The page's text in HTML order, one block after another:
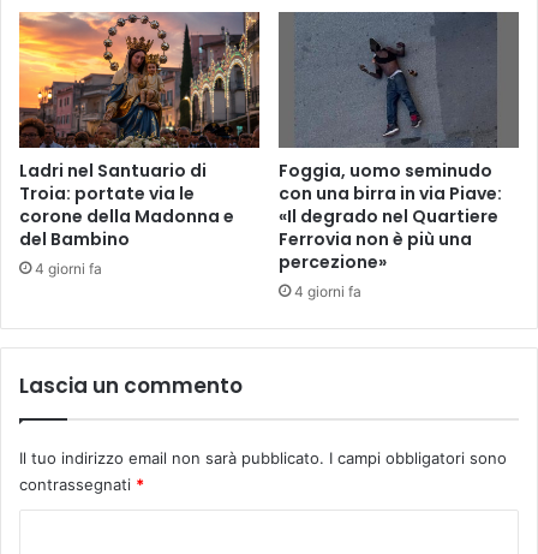
Ladri nel Santuario di
Troia: portate via le
corone della Madonna e
del Bambino
4 giorni fa
Foggia, uomo seminudo
con una birra in via Piave:
«Il degrado nel Quartiere
Ferrovia non è più una
percezione»
4 giorni fa
Lascia un commento
Il tuo indirizzo email non sarà pubblicato. I campi obbligatori sono
contrassegnati *